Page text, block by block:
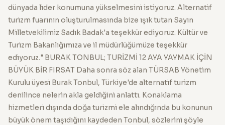
dünyada lider konumuna yükselmesini istiyoruz. Alternatif
turizm fuarının oluşturulmasında bize ışık tutan Sayın
Milletvekilimiz Sadık Badak'a teşekkür ediyoruz. Kültür ve
Turizm Bakanlığımıza ve il müdürlüğümüze teşekkür
ediyoruz." BURAK TONBUL; TURİZMİ 12 AYA YAYMAK İÇİN
BÜYÜK BİR FIRSAT Daha sonra söz alan TÜRSAB Yönetim
Kurulu üyesi Burak Tonbul, Türkiye'de alternatif turizm
denilince nelerin akla geldiğini anlattı. Konaklama
hizmetleri dışında doğa turizmi ele alındığında bu konunun
büyük önem taşıdığını kaydeden Tonbul, sözlerini şöyle